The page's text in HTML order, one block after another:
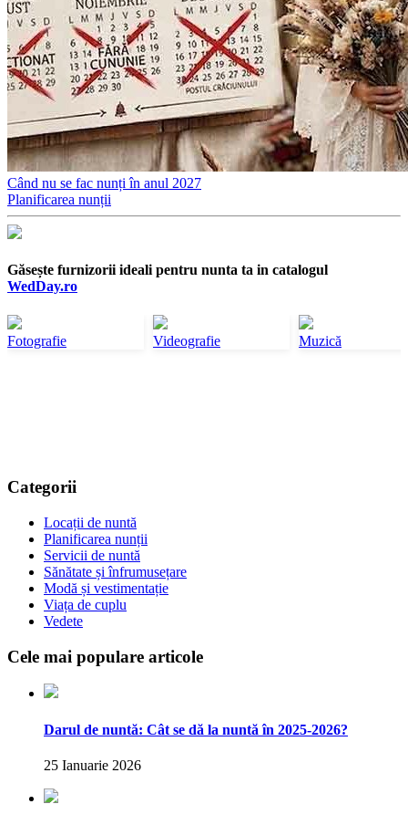
Când nu se fac nunți în anul 2027
Planificarea nunții
Găsește furnizorii ideali pentru nunta ta in catalogul
WedDay.ro
Fotografie Videografie Muzică
Categorii
Locații de nuntă
Planificarea nunții
Servicii de nuntă
Sănătate și înfrumusețare
Modă și vestimentație
Viața de cuplu
Vedete
Cele mai populare articole
Darul de nuntă: Cât se dă la nuntă în 2025-2026?
25 Ianuarie 2026